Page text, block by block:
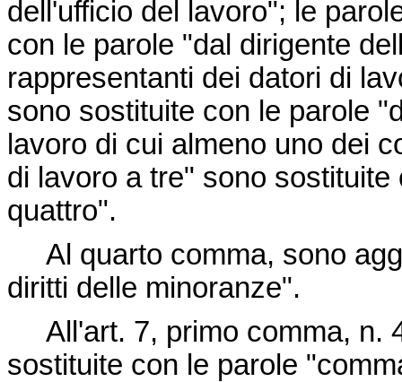
dell'ufficio del lavoro"; le
con le parole "dal dirigente
rappresentanti dei datori di
sono sostituite con le parole
lavoro di cui almeno uno dei
di lavoro a tre" sono
quattro".
Al quarto comma, sono
diritti delle minoranze".
All'art. 7, primo comma, n.
sostituite con le parole